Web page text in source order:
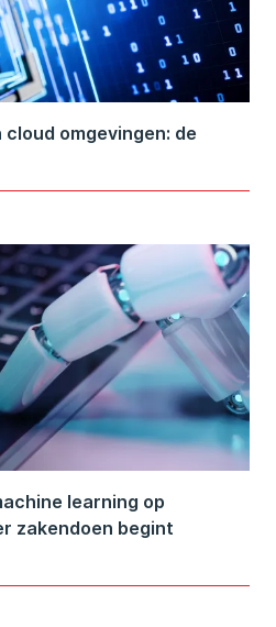
omgevingen: de
learning op
zakendoen begint